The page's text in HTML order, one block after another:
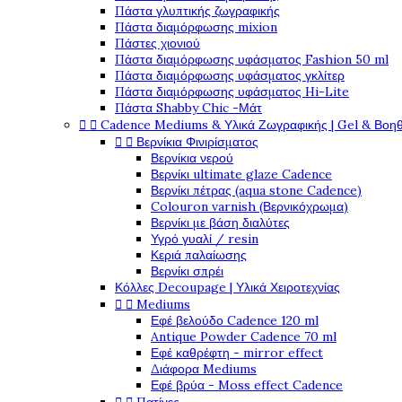
Πάστα γλυπτικής ζωγραφικής
Πάστα διαμόρφωσης mixion
Πάστες χιονιού
Πάστα διαμόρφωσης υφάσματος Fashion 50 ml
Πάστα διαμόρφωσης υφάσματος γκλίτερ
Πάστα διαμόρφωσης υφάσματος Hi-Lite
Πάστα Shabby Chic -Μάτ
  Cadence Mediums & Υλικά Ζωγραφικής | Gel &
  Βερνίκια Φινιρίσματος
Βερνίκια νερού
Βερνίκι ultimate glaze Cadence
Βερνίκι πέτρας (aqua stone Cadence)
Colouron varnish (Βερνικόχρωμα)
Βερνίκι με βάση διαλύτες
Υγρό γυαλί / resin
Κεριά παλαίωσης
Βερνίκι σπρέι
Κόλλες Decoupage | Υλικά Χειροτεχνίας
  Mediums
Εφέ βελούδο Cadence 120 ml
Antique Powder Cadence 70 ml
Εφέ καθρέφτη - mirror effect
Διάφορα Mediums
Εφέ βρύα - Moss effect Cadence